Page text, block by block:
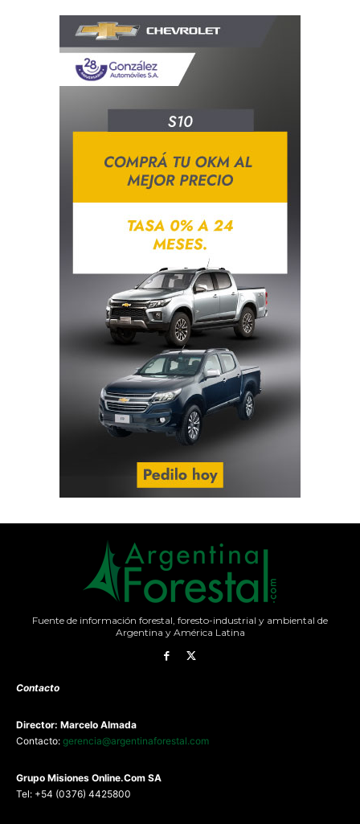
Fuente de información forestal, foresto-industrial y ambiental de
Argentina y América Latina
Contacto
Director: Marcelo Almada
Contacto: gerencia@argentinaforestal.com
Grupo Misiones Online.Com SA
Tel: +54 (0376) 4425800